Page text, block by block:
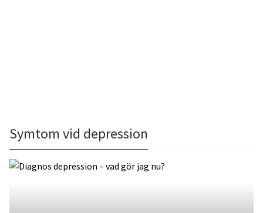
Symtom vid depression